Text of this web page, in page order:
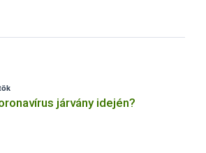
járvány idején?